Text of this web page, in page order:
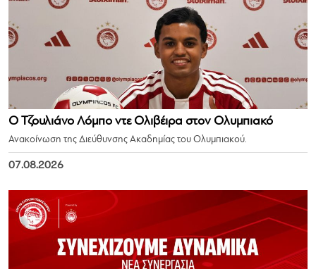
Ο Τζουλιάνο Λόμπο ντε Ολιβέιρα στον Ολυμπιακό
Ανακοίνωση της Διεύθυνσης Ακαδημίας του Ολυμπιακού.
07.08.2026